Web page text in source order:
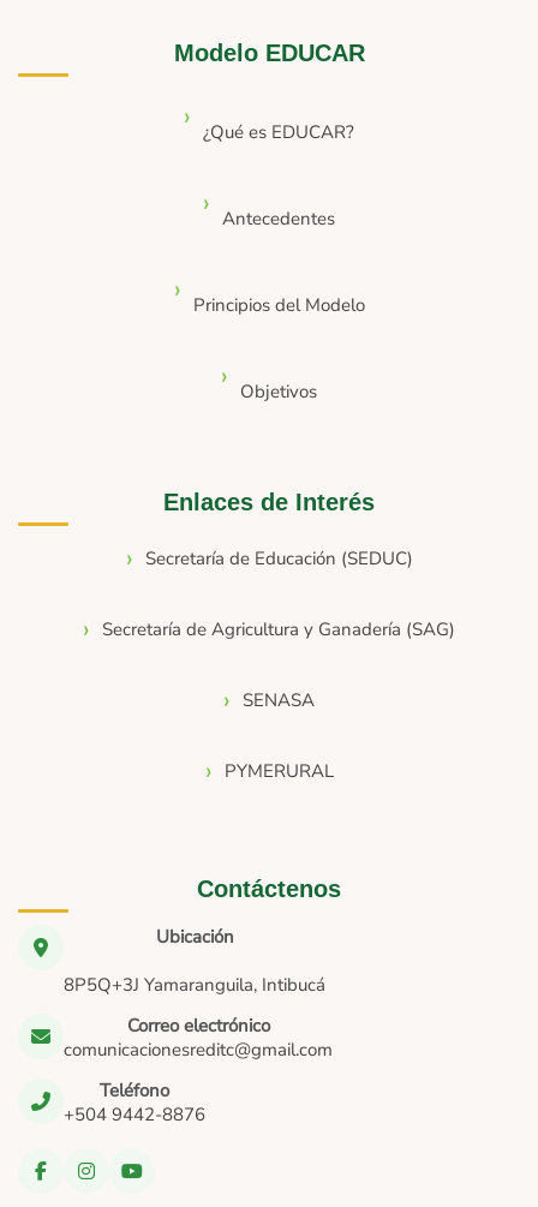
Modelo EDUCAR
¿Qué es EDUCAR?
Antecedentes
Principios del Modelo
Objetivos
Enlaces de Interés
Secretaría de Educación (SEDUC)
Secretaría de Agricultura y Ganadería (SAG)
SENASA
PYMERURAL
Contáctenos
Ubicación
8P5Q+3J Yamaranguila, Intibucá
Correo electrónico
comunicacionesreditc@gmail.com
Teléfono
+504 9442-8876